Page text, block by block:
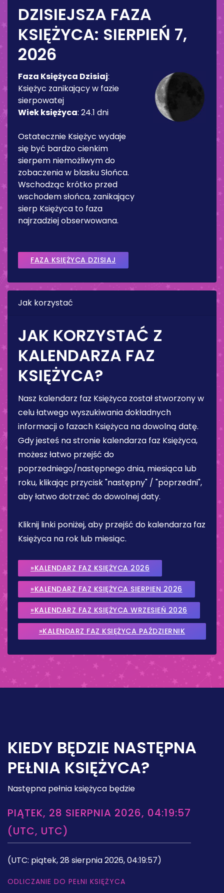
DZISIEJSZA FAZA
KSIĘŻYCA: SIERPIEŃ 7,
2026
Faza Księżyca Dzisiaj:
Księżyc zanikający w fazie
sierpowatej
Wiek księżyca: 24.1 dni
Ostatecznie Księżyc wydaje
się być bardzo cienkim
sierpem niemożliwym do
zobaczenia w blasku Słońca.
Wschodząc krótko przed
wschodem słońca, zanikający
sierp Księżyca to faza
najrzadziej obserwowana.
FAZA KSIĘŻYCA DZISIAJ
Jak korzystać
JAK KORZYSTAĆ Z
KALENDARZA FAZ
KSIĘŻYCA?
Nasz kalendarz faz Księżyca został stworzony w
celu łatwego wyszukiwania dokładnych
informacji o fazach Księżyca na dowolną datę.
Gdy jesteś na stronie kalendarza faz Księżyca,
możesz łatwo przejść do
poprzedniego/następnego dnia, miesiąca lub
roku, klikając przycisk "następny" / "poprzedni",
aby łatwo dotrzeć do dowolnej daty.
Kliknij linki poniżej, aby przejść do kalendarza faz
Księżyca na rok lub miesiąc.
»KALENDARZ FAZ KSIĘŻYCA 2026
»KALENDARZ FAZ KSIĘŻYCA SIERPIEN 2026
»KALENDARZ FAZ KSIĘŻYCA WRZESIEŃ 2026
»KALENDARZ FAZ KSIĘŻYCA PAŹDZIERNIK
KIEDY BĘDZIE NASTĘPNA
PEŁNIA KSIĘŻYCA?
Następna pełnia księżyca będzie
PIĄTEK, 28 SIERPNIA 2026, 04:19:57
(UTC, UTC)
(UTC: piątek, 28 sierpnia 2026, 04:19:57)
ODLICZANIE DO PEŁNI KSIĘŻYCA